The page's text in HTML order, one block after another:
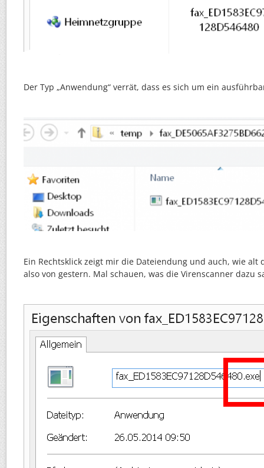
Der Typ „Anwendung“ verrät, dass es sich um ein
Ein Rechtsklick zeigt mir die Dateiendung und auch, wie alt
also von gestern. Mal schauen, was die Virenscanner dazu